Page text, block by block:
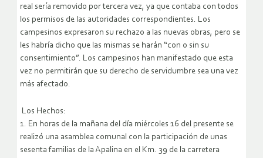
real sería removido por tercera vez, ya que contaba con todos
los permisos de las autoridades correspondientes. Los
campesinos expresaron su rechazo a las nuevas obras, pero se
les habría dicho que las mismas se harán “con o sin su
consentimiento”. Los campesinos han manifestado que esta
vez no permitirán que su derecho de servidumbre sea una vez
más afectado.
Los Hechos:
1. En horas de la mañana del día miércoles 16 del presente se
realizó una asamblea comunal con la participación de unas
sesenta familias de la Apalina en el Km. 39 de la carretera